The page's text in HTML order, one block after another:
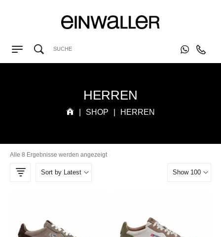
HERREN
SHOP HERREN
Alle 8 Ergebnisse werden angezeigt
Sort by Latest Show 100